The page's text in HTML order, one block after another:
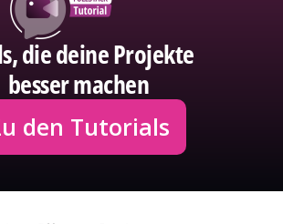
die deine Projekte
besser machen
den Tutorials